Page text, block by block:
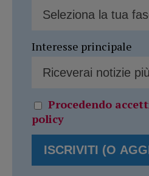
Interesse principale
Procedendo
policy